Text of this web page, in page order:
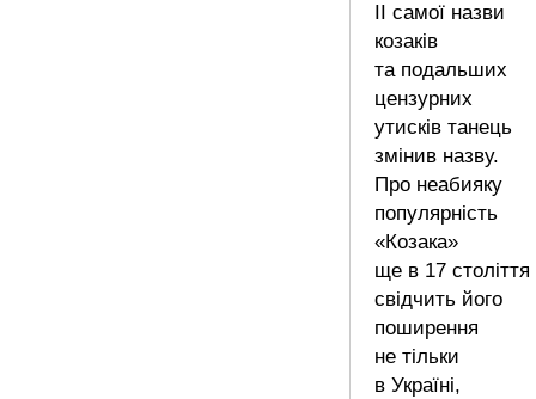
II самої назви
козаків
та подальших
цензурних
утисків танець
змінив назву.
Про неабияку
популярність
«Козака»
ще в 17 століття
свідчить його
поширення
не тільки
в Україні,